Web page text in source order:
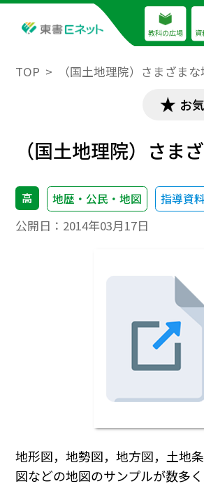
教科の広場 資
TOP （国土地理院）さまざま
お
（国土地理院）さま
高 地歴・公民・地図 指導資料
公開日： 2014年03月17日
地形図，地勢図，地方図，土地
図などの地図のサンプルが数多く